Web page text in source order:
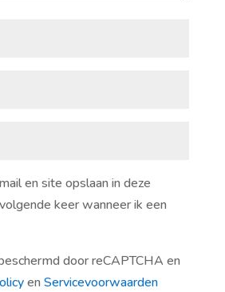
en site opslaan in deze
keer wanneer ik een
door reCAPTCHA en
en Servicevoorwaarden